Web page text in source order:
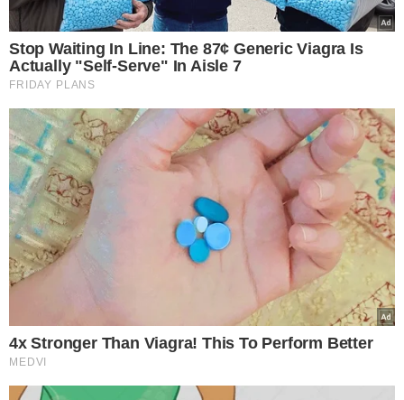
TÓPICOS
BOLSA AUXÍLIO ESTÁGIO
PROGRAMA DE ESTÁGIO PETROBRAS